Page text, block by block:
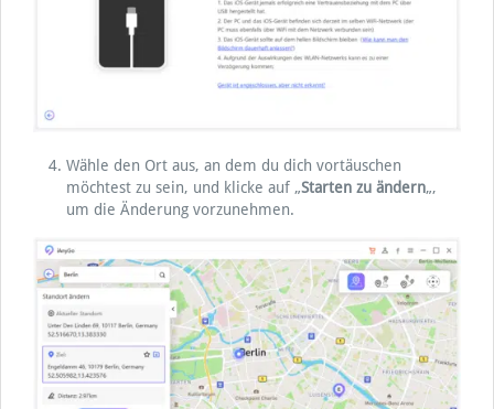
Wähle den Ort aus, an dem du dich vortäuschen
möchtest zu sein, und klicke auf „Starten zu ändern„,
um die Änderung vorzunehmen.